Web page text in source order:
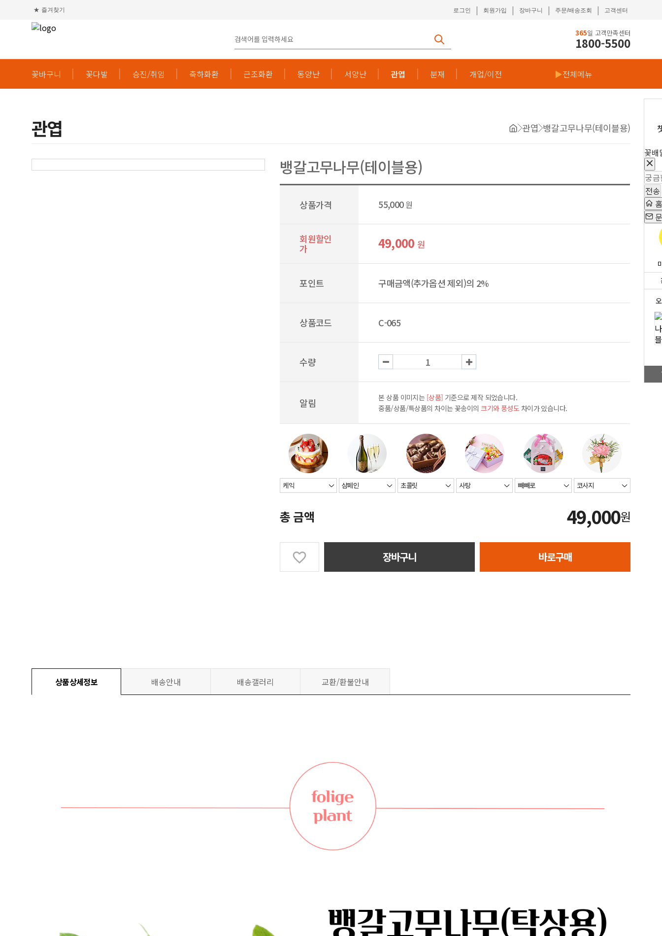
★ 즐겨찾기 로그인 | 회원가입 | 장바구니 | 주문/배송조회 | 고객센터
365일 고객만족센터
1800-5500
꽃바구니 꽃다발 승진/취임 축하화환 근조화환 동양난 서양난 관엽 분재 개업/이전 ▶전체메뉴
관엽 관엽 뱅갈고무나무(테이블용)
뱅갈고무나무(테이블용)
상품가격 55,000원
회원할인
가 49,000 원
포인트 구매금액(추가옵션 제외)의 2%
상품코드 C-065
수량
알림 본 상품 이미지는 [상품] 기준으로 제작 되었습니다.
중품/상품/특상품의 차이는 꽃송이의크기와 풍성도 차이가 있습니다.
총 금액 49,000원
장바구니 바로구매
상품상세정보 배송안내 배송갤러리 교환/환불안내
꽃배
전송
홈